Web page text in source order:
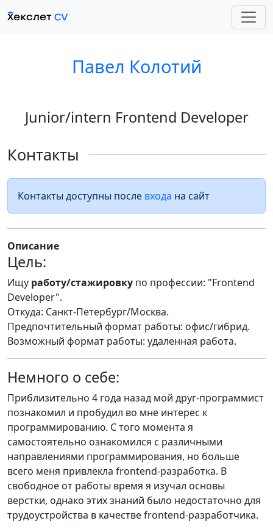
Павел Колотий
Junior/intern Frontend Developer
Контакты
Контакты доступны после входа на сайт
Описание
Цель:
Ищу работу/стажировку по профессии: "Frontend
Developer".
Откуда: Санкт-Петербург/Москва.
Предпочтительный формат работы: офис/гибрид.
Возможный формат работы: удаленная работа.
Немного о себе:
Приблизительно 4 года назад мой друг-программист
познакомил и пробудил во мне интерес к
программированию. С того момента я
самостоятельно ознакомился с различными
направлениями программирования, но больше
всего меня привлекла frontend-разработка. В
свободное от работы время я изучал основы
верстки, однако этих знаний было недостаточно для
трудоустройства в качестве frontend-разработчика.